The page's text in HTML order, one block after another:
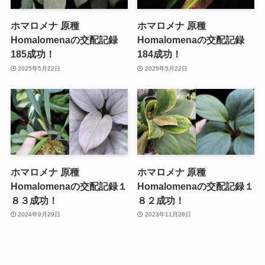
ホマロメナ 原種
Homalomenaの交配記録
185成功！
2025年5月22日
ホマロメナ 原種
Homalomenaの交配記録
184成功！
2025年5月22日
ホマロメナ 原種
Homalomenaの交配記録１
８３成功！
2024年9月29日
ホマロメナ 原種
Homalomenaの交配記録１
８２成功！
2023年11月28日